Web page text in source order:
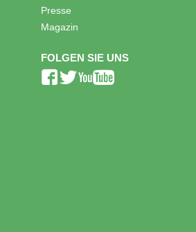
Presse
Magazin
FOLGEN SIE UNS